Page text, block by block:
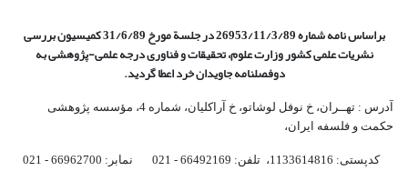
براساس نامه شماره 26953/11/3/89 در جلسة مورخ 31/6/89 کمیسیون
بررسی
نشریات علمی کشور وزارت علوم، تحقیقات و فناوری درجه علمی‌-پژوهشیبه
دوفصلنامه جاویدان خرد اعطا گردید.
آدرس : تهــران، خ نوفل لوشاتو، خ آراکلیان، شماره 4،‌ مؤسسه پژوهشی
حکمت و فلسفه ایران،‌
کدپستی: 1133614816، تلفن: 66492169 - 021 نمابر: 66962700 - 021